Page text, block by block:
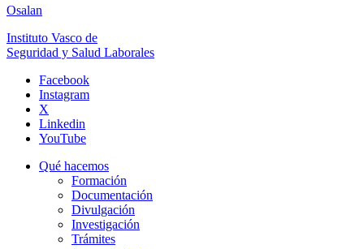
Osalan
Instituto Vasco de
Seguridad y Salud Laborales
Facebook
Instagram
X
Linkedin
YouTube
Qué hacemos
Formación
Documentación
Divulgación
Investigación
Trámites